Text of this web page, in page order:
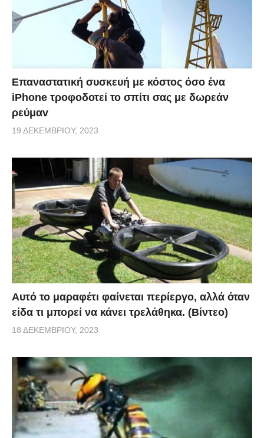
Επαναστατική συσκευή με κόστος όσο ένα
iPhone τροφοδοτεί το σπίτι σας με δωρεάν
ρεύμαv
19 ΔΕΚΕΜΒΡΊΟΥ, 2023
Αυτό το μαραφέτι φαίνεται περίεργο, αλλά όταν
είδα τι μπορεί να κάνει τρελάθηκα. (Βίντεο)
18 ΔΕΚΕΜΒΡΊΟΥ, 2023